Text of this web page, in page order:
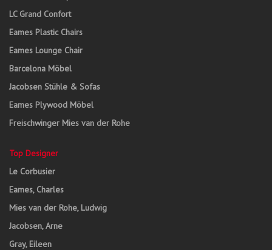
LC Grand Confort
Eames Plastic Chairs
Eames Lounge Chair
Barcelona Möbel
Jacobsen Stühle & Sofas
Eames Plywood Möbel
Freischwinger Mies van der Rohe
Top Designer
Le Corbusier
Eames, Charles
Mies van der Rohe, Ludwig
Jacobsen, Arne
Gray, Eileen